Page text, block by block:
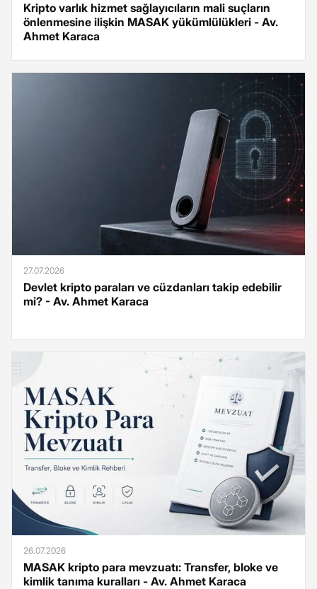
Kripto varlık hizmet sağlayıcıların mali suçların
önlenmesine ilişkin MASAK yükümlülükleri - Av.
Ahmet Karaca
27.07.2026
Devlet kripto paraları ve cüzdanları takip edebilir
mi? - Av. Ahmet Karaca
26.07.2026
MASAK kripto para mevzuatı: Transfer, bloke ve
kimlik tanıma kuralları - Av. Ahmet Karaca